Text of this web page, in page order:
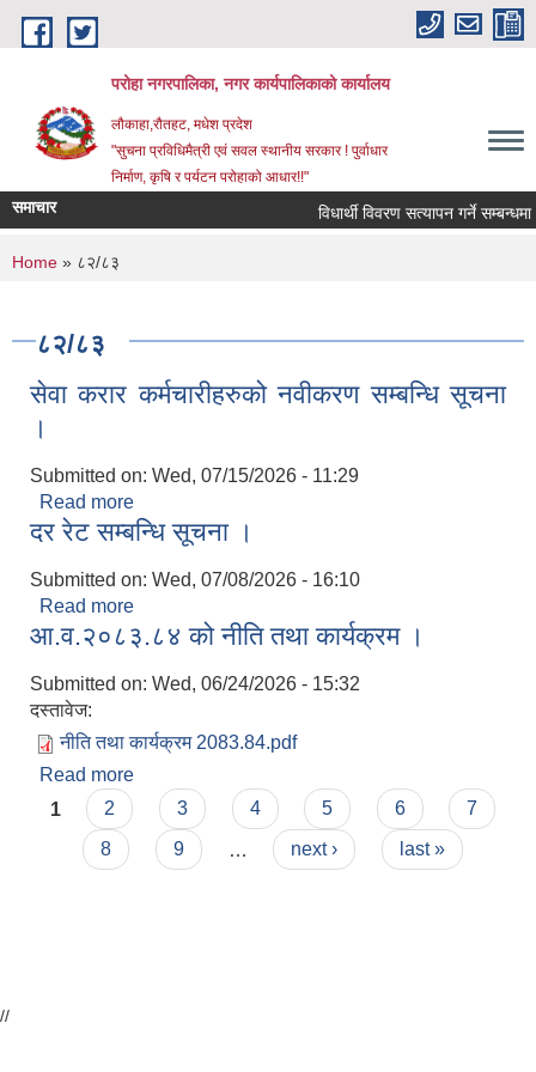
Skip to main content
परोहा नगरपालिका, नगर कार्यपालिकाको कार्यालय
लौकाहा,रौतहट, मधेश प्रदेश
"सुचना प्रविधिमैत्री एवं सवल स्थानीय सरकार ! पुर्वाधार
निर्माण, कृषि र पर्यटन परोहाको आधार!!"
समाचार विधार्थी विवरण सत्यापन गर्ने
You are here
Home » ८२/८३
८२/८३
सेवा करार कर्मचारीहरुको नवीकरण सम्बन्धि सूचना
।
Submitted on: Wed, 07/15/2026 - 11:29
Read more
।
दर रेट सम्बन्धि सूचना ।
Submitted on: Wed, 07/08/2026 - 16:10
Read more
आ.व.२०८३.८४ को नीति तथा कार्यक्रम ।
Submitted on: Wed, 06/24/2026 - 15:32
दस्तावेज:
नीति तथा कार्यक्रम 2083.84.pdf
Read more
Pages
1 2 3 4 5 6
7
8
9 next › last »
//